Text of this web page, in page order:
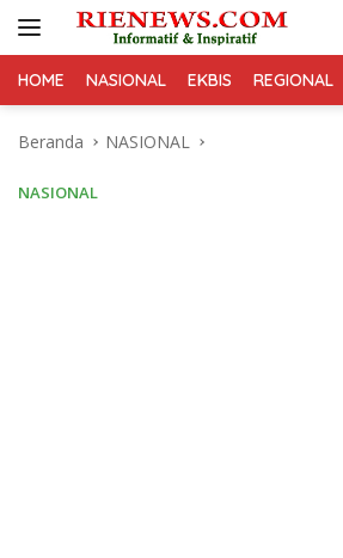
HOME NASIONAL EKBIS REGIONAL
Beranda NASIONAL
NASIONAL